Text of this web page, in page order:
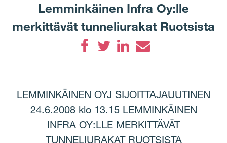
Lemminkäinen Infra Oy:lle
merkittävät tunneliurakat Ruotsista
LEMMINKÄINEN OYJ SIJOITTAJAUUTINEN
24.6.2008 klo 13.15 LEMMINKÄINEN
INFRA OY:LLE MERKITTÄVÄT
TUNNELIURAKAT RUOTSISTA